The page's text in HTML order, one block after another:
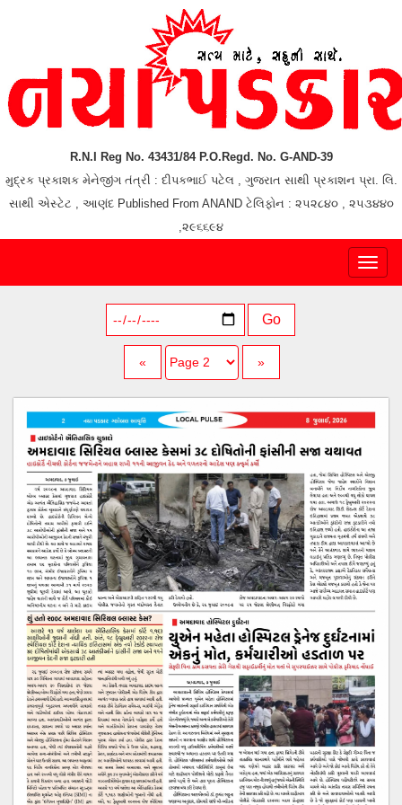
R.N.I Reg No. 43431/84 P.O.Regd. No. G-AND-39
મુદ્રક પ્રકાશક મેનેજીંગ તંત્રી : દીપકભાઈ પટેલ , ગુજરાત સાથી પ્રકાશન પ્રા. લિ.
સાથી એસ્ટેટ , આણંદ Published From ANAND ટેલિફોન : ૨૫૨૮૪૦ , ૨૫૩૪૪૦
,૨૯૬૬૯૪
Go
« »